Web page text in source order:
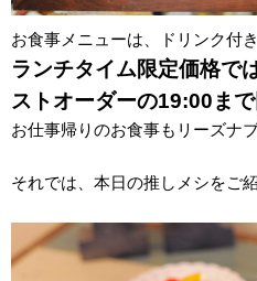
お食事メニューは、ドリンク付
ランチタイム限定価格で
ストオーダーの19:00まで
お仕事帰りのお食事もリーズナ
それでは、本日の推しメシをご